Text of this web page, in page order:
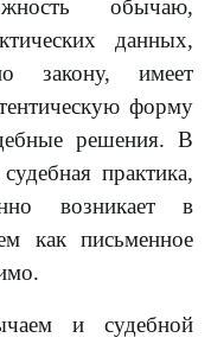
обычаю,
данных,
закону, имеет
форму
решения. В
практика,
возникает в
как письменное
и судебной